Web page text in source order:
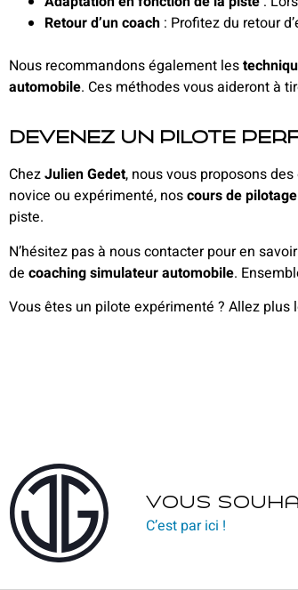
Retour d’un coach : Profitez du retour
Nous recommandons également les
automobile. Ces méthodes vous aideront à
Devenez un pilote
ChezJulien Gedet, nous vous proposons
novice ou expérimenté, noscours de
piste.
N’hésitez pas à nous contacter pour en
de coaching simulateur automobile.
Vous êtes un pilote expérimenté ? Allez
Vous
C’est par ici !